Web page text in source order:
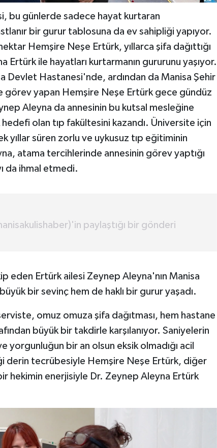
bu günlerde sadece hayat kurtaran
bir gurur tablosuna da ev sahipliği yapıyor.
Hemşire Neşe Ertürk, yıllarca şifa dağıttığı
Ertürk ile hayatları kurtarmanın gururunu yaşıyor.
Devlet Hastanesi'nde, ardından da Manisa Şehir
görev yapan Hemşire Neşe Ertürk gece gündüz
Aleyna da annesinin bu kutsal mesleğine
olan tıp fakültesini kazandı. Üniversite için
yıllar süren zorlu ve uykusuz tıp eğitiminin
atama tercihlerinde annesinin görev yaptığı
da ihmal etmedi.
paylaştığı bir gönderi
eden Ertürk ailesi Zeynep Aleyna'nın Manisa
bir sevinç hem de haklı bir gurur yaşadı.
omuz omuza şifa dağıtması, hem hastane
büyük bir takdirle karşılanıyor. Saniyelerin
yorgunluğun bir an olsun eksik olmadığı acil
derin tecrübesiyle Hemşire Neşe Ertürk, diğer
hekimin enerjisiyle Dr. Zeynep Aleyna Ertürk